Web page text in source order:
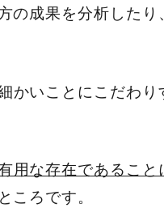
の成果を分析した
かいことにこだわ
用な存在であるこ
ころです。